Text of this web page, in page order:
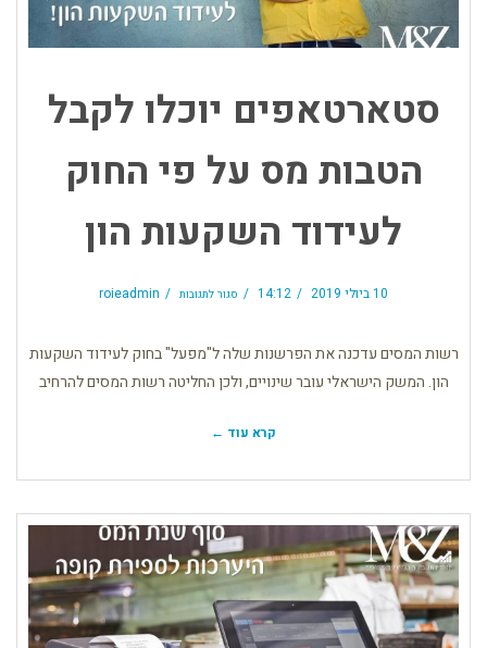
סטארטאפים יוכלו לקבל
הטבות מס על פי החוק
לעידוד השקעות הון
10 ביולי 2019 14:12 סגור לתגובות סטארטאפים
יוכלו
החוק
לעידוד
הון
roieadmin
רשות המסים עדכנה את הפרשנות שלה ל"מפעל" בחוק לעידוד השקעות
הון. המשק הישראלי עובר שינויים, ולכן החליטה רשות המסים להרחיב
קרא עוד ←